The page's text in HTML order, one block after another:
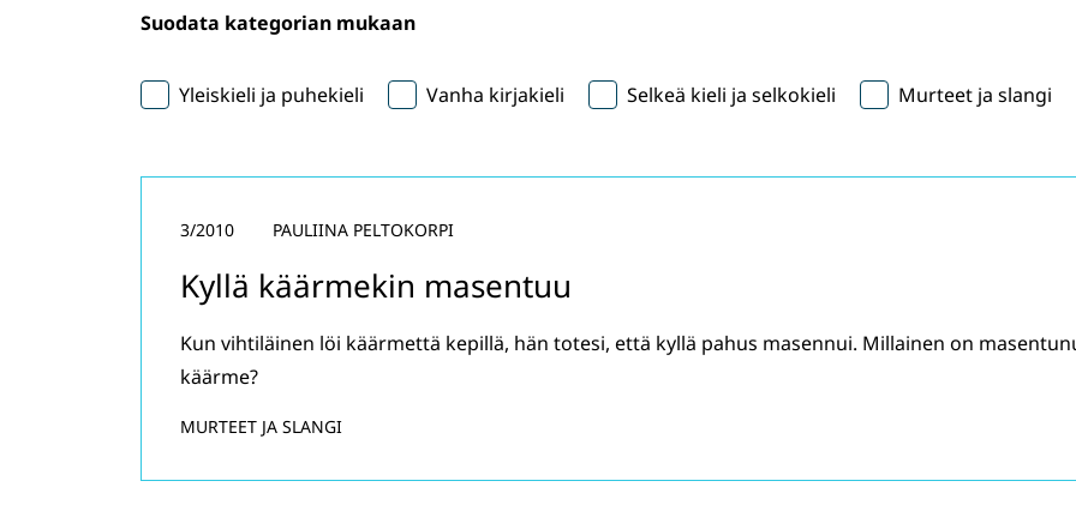
Suodata kategorian mukaan
Yleiskieli ja puhekieli Vanha kirjakieli Selkeä kieli ja selkokieli Murteet ja slangi
Kyllä käärmekin masentuu
3/2010 PAULIINA PELTOKORPI
Kun vihtiläinen löi käärmettä kepillä, hän totesi, että kyllä pahus masennui. Millainen on
käärme?
MURTEET JA SLANGI